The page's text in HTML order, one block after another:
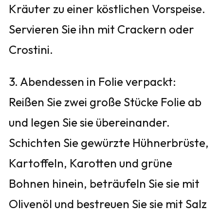
Kräuter zu einer köstlichen Vorspeise.
Servieren Sie ihn mit Crackern oder
Crostini.
3. Abendessen in Folie verpackt:
Reißen Sie zwei große Stücke Folie ab
und legen Sie sie übereinander.
Schichten Sie gewürzte Hühnerbrüste,
Kartoffeln, Karotten und grüne
Bohnen hinein, beträufeln Sie sie mit
Olivenöl und bestreuen Sie sie mit Salz